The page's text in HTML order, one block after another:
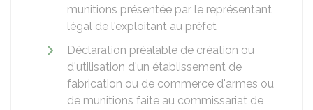
munitions présentée par le représentant
légal de l'exploitant au préfet
Déclaration préalable de création ou
d'utilisation d'un établissement de
fabrication ou de commerce d'armes ou
de munitions faite au commissariat de